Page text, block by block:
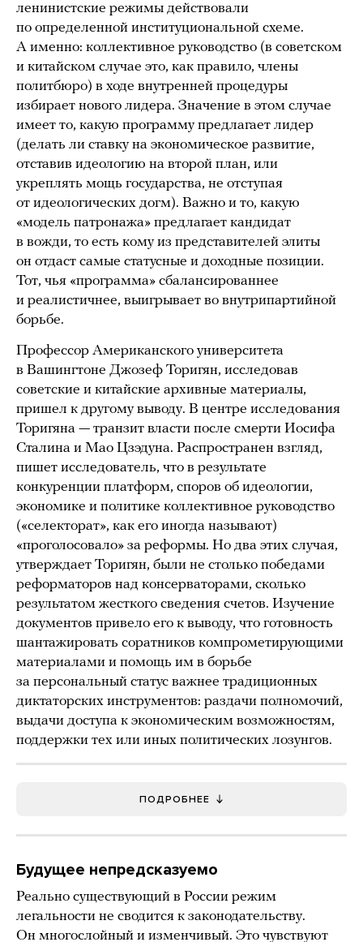
ленинистские режимы действовали
по определенной институциональной схеме.
А именно: коллективное руководство (в советском
и китайском случае это, как правило, члены
политбюро) в ходе внутренней процедуры
избирает нового лидера. Значение в этом случае
имеет то, какую программу предлагает лидер
(делать ли ставку на экономическое развитие,
отставив идеологию на второй план, или
укреплять мощь государства, не отступая
от идеологических догм). Важно и то, какую
«модель патронажа» предлагает кандидат
в вожди, то есть кому из представителей элиты
он отдаст самые статусные и доходные позиции.
Тот, чья «программа» сбалансированнее
и реалистичнее, выигрывает во внутрипартийной
борьбе.
Профессор Американского университета
в Вашингтоне Джозеф Торигян, исследовав
советские и китайские архивные материалы,
пришел к другому выводу. В центре исследования
Торигяна — транзит власти после смерти Иосифа
Сталина и Мао Цзэдуна. Распространен взгляд,
пишет исследователь, что в результате
конкуренции платформ, споров об идеологии,
экономике и политике коллективное руководство
(«селекторат», как его иногда называют)
«проголосовало» за реформы. Но два этих случая,
утверждает Торигян, были не столько победами
реформаторов над консерваторами, сколько
результатом жесткого сведения счетов. Изучение
документов привело его к выводу, что готовность
шантажировать соратников компрометирующими
материалами и помощь им в борьбе
за персональный статус важнее традиционных
диктаторских инструментов: раздачи полномочий,
выдачи доступа к экономическим возможностям,
поддержки тех или иных политических лозунгов.
ПОДРОБНЕЕ
Будущее непредсказуемо
Реально существующий в России режим
легальности не сводится к законодательству.
Он многослойный и изменчивый. Это чувствуют